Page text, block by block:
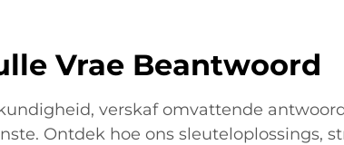
Vrae Beantwoord
verskaf omvattende
Ontdek hoe ons sleuteloplossings,